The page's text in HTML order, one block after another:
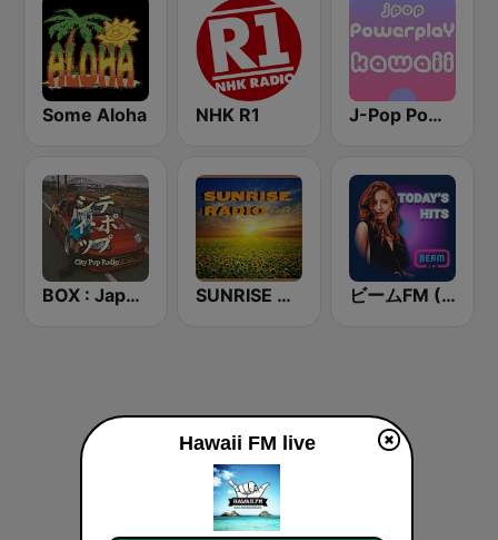
Some Aloha NHK R1 J-Pop Powerplay Kawaii
BOX : Japan City Pop -日本のシティポップ SUNRISE RADIO Hawaii ビームFM (Beam FM)
Hawaii FM live